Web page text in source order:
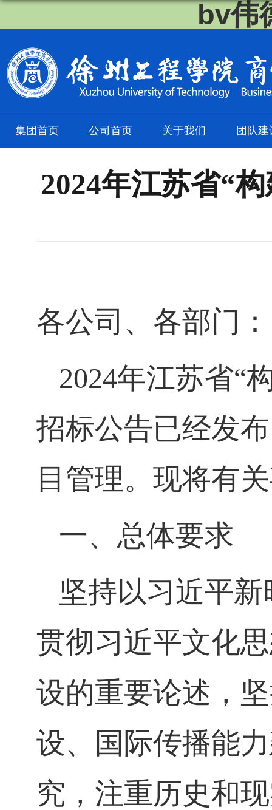
bv伟
集团首页 公司首页 关于我们 团队建
2024年江苏省“
各公司、各部门：
2024年江苏省“
招标公告已经发
目管理。现将有
一、总体要求
坚持以习近平
贯彻习近平文化
设的重要论述，
设、国际传播能
究，注重历史和